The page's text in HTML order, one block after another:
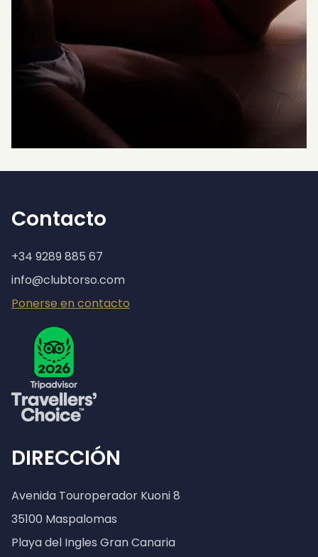
Contacto
+34 9289 885 67
info@clubtorso.com
Ponerse en contacto
DIRECCIÓN
Avenida Touroperador Kuoni 8
35100 Maspalomas
Playa del Ingles Gran Canaria